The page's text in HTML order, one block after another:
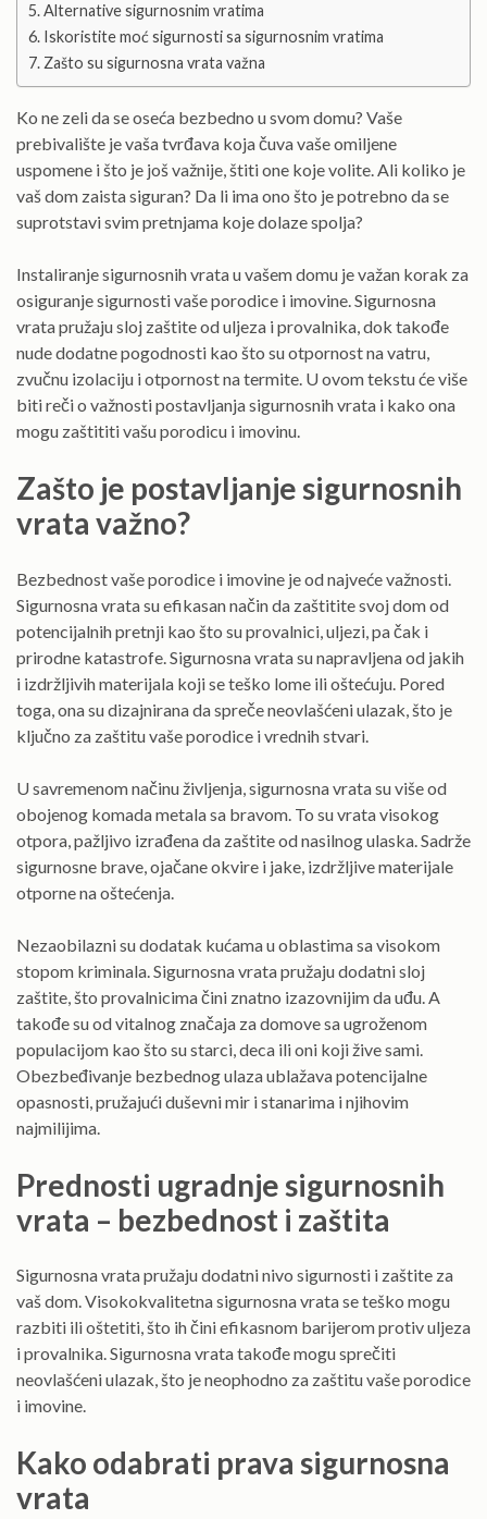
Alternative sigurnosnim vratima
Iskoristite moć sigurnosti sa sigurnosnim vratima
Zašto su sigurnosna vrata važna
Ko ne zeli da se oseća bezbedno u svom domu? Vaše
prebivalište je vaša tvrđava koja čuva vaše omiljene
uspomene i što je još važnije, štiti one koje volite. Ali koliko je
vaš dom zaista siguran? Da li ima ono što je potrebno da se
suprotstavi svim pretnjama koje dolaze spolja?
Instaliranje sigurnosnih vrata u vašem domu je važan korak za
osiguranje sigurnosti vaše porodice i imovine. Sigurnosna
vrata pružaju sloj zaštite od uljeza i provalnika, dok takođe
nude dodatne pogodnosti kao što su otpornost na vatru,
zvučnu izolaciju i otpornost na termite. U ovom tekstu će više
biti reči o važnosti postavljanja sigurnosnih vrata i kako ona
mogu zaštititi vašu porodicu i imovinu.
Zašto je postavljanje sigurnosnih
vrata važno?
Bezbednost vaše porodice i imovine je od najveće važnosti.
Sigurnosna vrata su efikasan način da zaštitite svoj dom od
potencijalnih pretnji kao što su provalnici, uljezi, pa čak i
prirodne katastrofe. Sigurnosna vrata su napravljena od jakih
i izdržljivih materijala koji se teško lome ili oštećuju. Pored
toga, ona su dizajnirana da spreče neovlašćeni ulazak, što je
ključno za zaštitu vaše porodice i vrednih stvari.
U savremenom načinu življenja, sigurnosna vrata su više od
obojenog komada metala sa bravom. To su vrata visokog
otpora, pažljivo izrađena da zaštite od nasilnog ulaska. Sadrže
sigurnosne brave, ojačane okvire i jake, izdržljive materijale
otporne na oštećenja.
Nezaobilazni su dodatak kućama u oblastima sa visokom
stopom kriminala. Sigurnosna vrata pružaju dodatni sloj
zaštite, što provalnicima čini znatno izazovnijim da uđu. A
takođe su od vitalnog značaja za domove sa ugroženom
populacijom kao što su starci, deca ili oni koji žive sami.
Obezbeđivanje bezbednog ulaza ublažava potencijalne
opasnosti, pružajući duševni mir i stanarima i njihovim
najmilijima.
Prednosti ugradnje sigurnosnih
vrata – bezbednost i zaštita
Sigurnosna vrata pružaju dodatni nivo sigurnosti i zaštite za
vaš dom. Visokokvalitetna sigurnosna vrata se teško mogu
razbiti ili oštetiti, što ih čini efikasnom barijerom protiv uljeza
i provalnika. Sigurnosna vrata takođe mogu sprečiti
neovlašćeni ulazak, što je neophodno za zaštitu vaše porodice
i imovine.
Kako odabrati prava sigurnosna
vrata